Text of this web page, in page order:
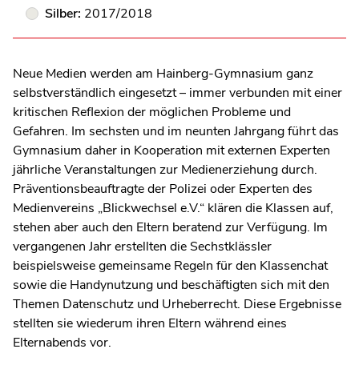
Silber: 2017/2018
Neue Medien werden am Hainberg-Gymnasium ganz
selbstverständlich eingesetzt – immer verbunden mit einer
kritischen Reflexion der möglichen Probleme und
Gefahren. Im sechsten und im neunten Jahrgang führt das
Gymnasium daher in Kooperation mit externen Experten
jährliche Veranstaltungen zur Medienerziehung durch.
Präventionsbeauftragte der Polizei oder Experten des
Medienvereins „Blickwechsel e.V.“ klären die Klassen auf,
stehen aber auch den Eltern beratend zur Verfügung. Im
vergangenen Jahr erstellten die Sechstklässler
beispielsweise gemeinsame Regeln für den Klassenchat
sowie die Handynutzung und beschäftigten sich mit den
Themen Datenschutz und Urheberrecht. Diese Ergebnisse
stellten sie wiederum ihren Eltern während eines
Elternabends vor.